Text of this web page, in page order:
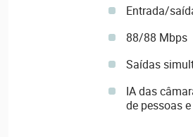
Entrada/
88/88 Mbps
Saídas
IA das
de pessoas